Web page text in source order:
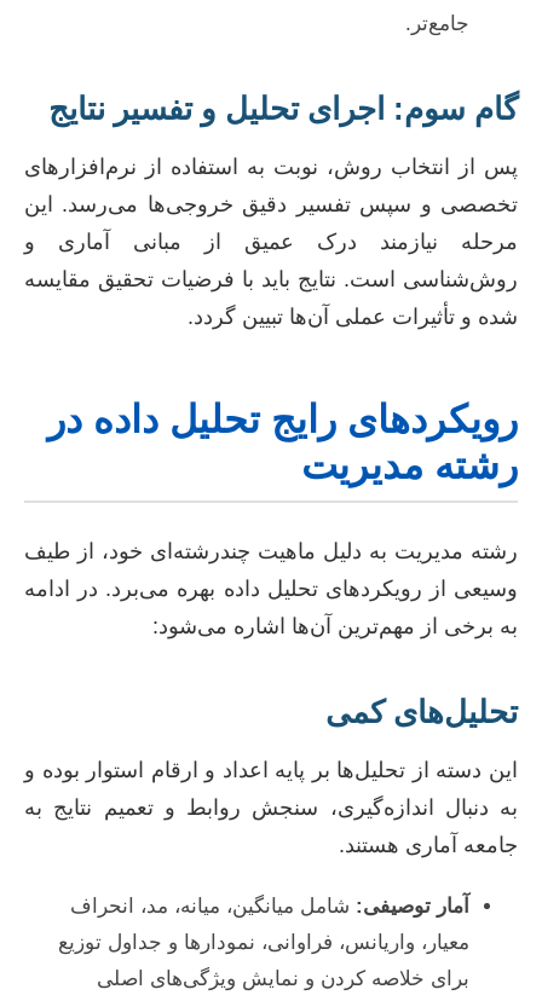
جامع‌تر.
گام سوم: اجرای تحلیل و تفسیر نتایج
پس از انتخاب روش، نوبت به استفاده از نرم‌افزارهای
تخصصی و سپس تفسیر دقیق خروجی‌ها می‌رسد. این
مرحله نیازمند درک عمیق از مبانی آماری و
روش‌شناسی است. نتایج باید با فرضیات تحقیق مقایسه
شده و تأثیرات عملی آن‌ها تبیین گردد.
رویکردهای رایج تحلیل داده در
رشته مدیریت
رشته مدیریت به دلیل ماهیت چندرشته‌ای خود، از طیف
وسیعی از رویکردهای تحلیل داده بهره می‌برد. در ادامه
به برخی از مهم‌ترین آن‌ها اشاره می‌شود:
تحلیل‌های کمی
این دسته از تحلیل‌ها بر پایه اعداد و ارقام استوار بوده و
به دنبال اندازه‌گیری، سنجش روابط و تعمیم نتایج به
جامعه آماری هستند.
آمار توصیفی: شامل میانگین، میانه، مد، انحراف
معیار، واریانس، فراوانی، نمودارها و جداول توزیع
برای خلاصه کردن و نمایش ویژگی‌های اصلی